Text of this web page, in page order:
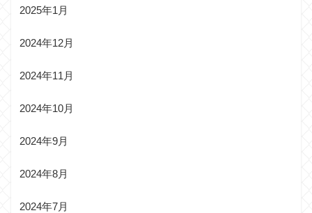
2025年1月
2024年12月
2024年11月
2024年10月
2024年9月
2024年8月
2024年7月